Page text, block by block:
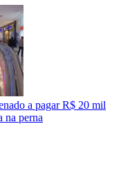
a pagar R$ 20 mil
na perna